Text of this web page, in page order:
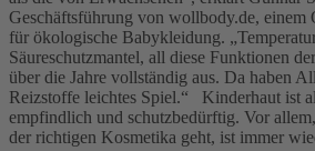
Geschäftsführung von wollbody.de, einem
für ökologische Babykleidung.
Säureschutzmantel, all diese Funktionen
über die Jahre vollständig aus. Da haben
Reizstoffe leichtes Spiel.“ Kinderhaut ist
empfindlich und schutzbedürftig. Vor
der richtigen Kosmetika geht, ist immer